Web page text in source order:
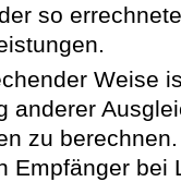
so
Weise
anderer
zu
Empfänger bei